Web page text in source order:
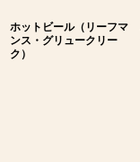
ホットビール（リーフマ
ンス・グリュークリー
ク）